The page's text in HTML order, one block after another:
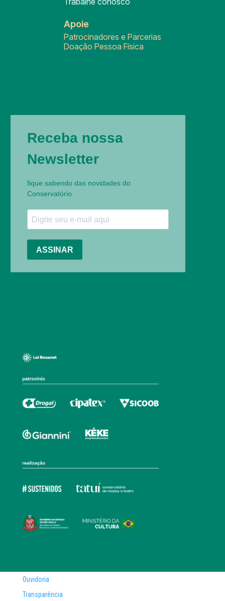
Apoie
Patrocinadores e Parcerias
Doação Pessoa Física
Ouvidoria
Transparência